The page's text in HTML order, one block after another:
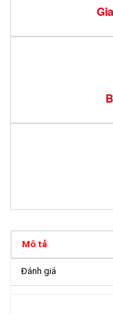
Mô tả
Đánh giá